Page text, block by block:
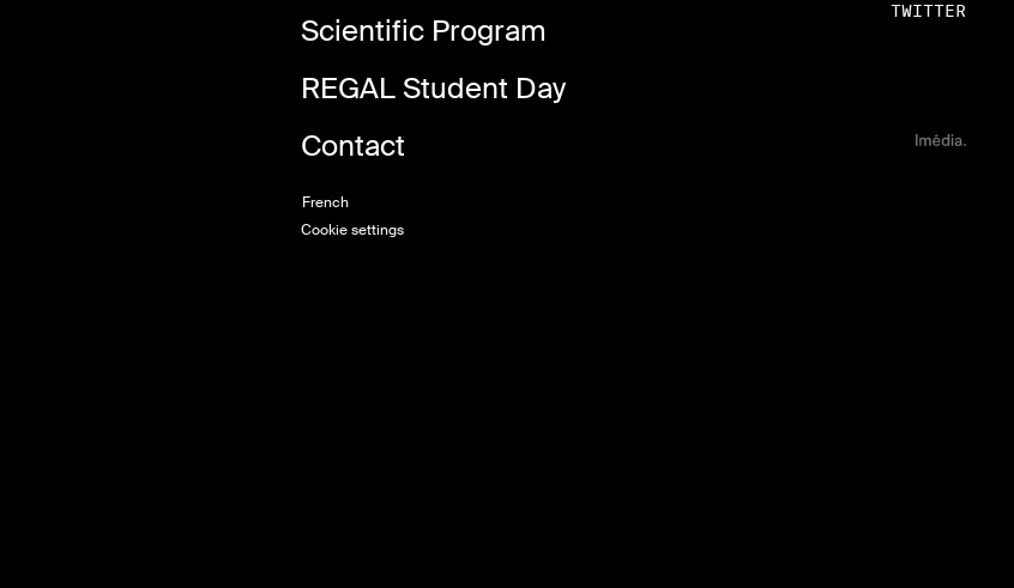
Scientific Program
REGAL Student Day
Contact
French
Cookie settings
TWITTER